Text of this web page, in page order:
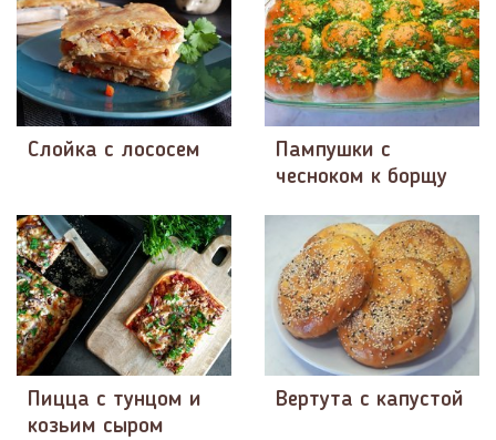
Слойка с лососем
Пампушки с
чесноком к борщу
Пицца с тунцом и
козьим сыром
Вертута с капустой